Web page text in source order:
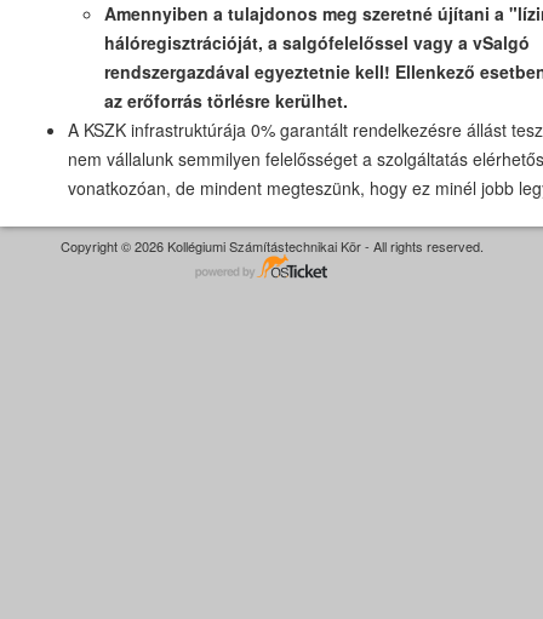
Amennyiben a tulajdonos meg szeretné újítani a
hálóregisztrációját, a salgófelelőssel vagy a vSalgó
rendszergazdával egyeztetnie kell! Ellenkező
az erőforrás törlésre kerülhet.
A KSZK infrastruktúrája 0% garantált rendelkezésre állást
nem vállalunk semmilyen felelősséget a szolgáltatás
vonatkozóan, de mindent megteszünk, hogy ez minél jobb
Copyright © 2026 Kollégiumi Számítástechnikai Kör - All rights reserved.